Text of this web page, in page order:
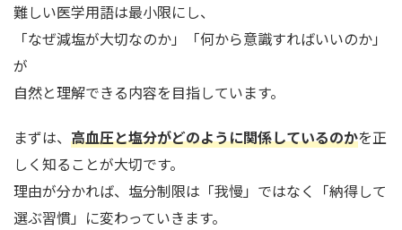
難しい医学用語は最小限にし、
「なぜ減塩が大切なのか」「何から意識すればいいのか」
が
自然と理解できる内容を目指しています。
まずは、 高血圧と塩分がどのように関係しているのかを正
しく知ることが大切です。
理由が分かれば、塩分制限は「我慢」ではなく「納得して
選ぶ習慣」に変わっていきます。